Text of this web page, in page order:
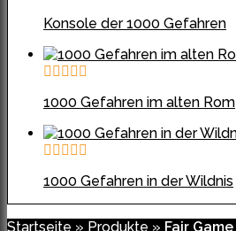
Konsole der 1000 Gefahren
1000 Gefahren im alten Rom
1000 Gefahren in der Wildnis
Startseite » Produkte » Fair Game